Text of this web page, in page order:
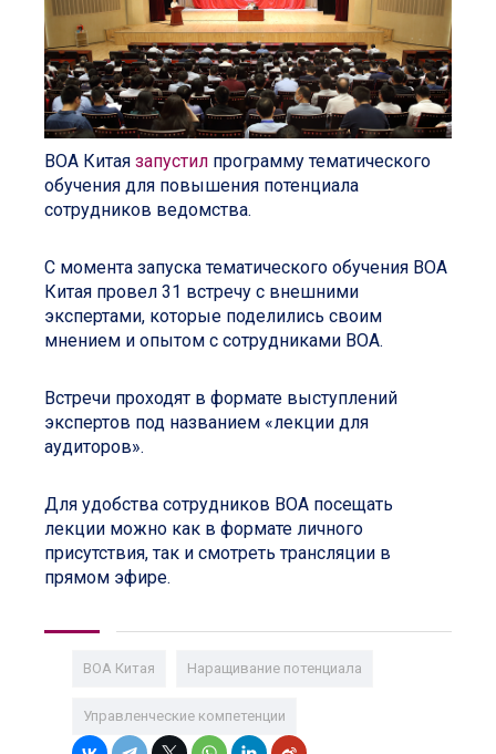
ВОА Китая запустил программу тематического
обучения для повышения потенциала
сотрудников ведомства.
С момента запуска тематического обучения ВОА
Китая провел 31 встречу с внешними
экспертами, которые поделились своим
мнением и опытом с сотрудниками ВОА.
Встречи проходят в формате выступлений
экспертов под названием «лекции для
аудиторов».
Для удобства сотрудников ВОА посещать
лекции можно как в формате личного
присутствия, так и смотреть трансляции в
прямом эфире.
ВОА Китая Наращивание потенциала
Управленческие компетенции